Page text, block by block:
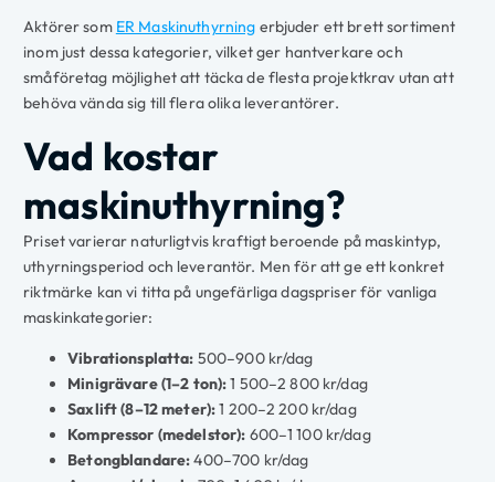
Aktörer som ER Maskinuthyrning erbjuder ett brett sortiment
inom just dessa kategorier, vilket ger hantverkare och
småföretag möjlighet att täcka de flesta projektkrav utan att
behöva vända sig till flera olika leverantörer.
Vad kostar
maskinuthyrning?
Priset varierar naturligtvis kraftigt beroende på maskintyp,
uthyrningsperiod och leverantör. Men för att ge ett konkret
riktmärke kan vi titta på ungefärliga dagspriser för vanliga
maskinkategorier:
Vibrationsplatta: 500–900 kr/dag
Minigrävare (1–2 ton):1 500–2 800 kr/dag
Saxlift (8–12 meter):1 200–2 200 kr/dag
Kompressor (medelstor): 600–1 100 kr/dag
Betongblandare:400–700 kr/dag